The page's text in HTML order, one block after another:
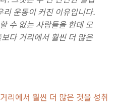
운동이 커진 이유입니다.
수 없는 사람들을 한데 모
다 거리에서 훨씬 더 많은
리에서 훨씬 더 많은 것을 성취